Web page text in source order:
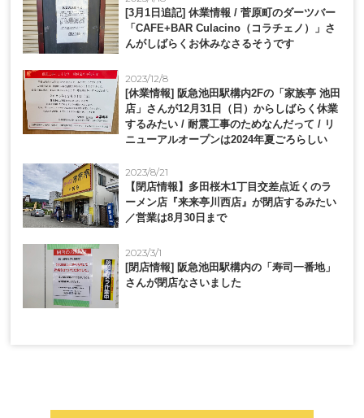
[3月1日追記] 休業情報 / 菅原町のダーツバー
「CAFE+BAR Culacino（コラチェノ）」さ
んがしばらくお休みなさるそうです
2023/12/8
[休業情報] 阪急池田駅構内2Fの「家族亭 池田
店」さんが12月31日（日）からしばらく休業
するみたい / 耐震工事のためなんだって / リ
ニューアルオープンは2024年夏ごろらしい
2023/8/21
【閉店情報】多田桜木1丁目交差点近くのラ
ーメン店『来来亭川西店』が閉店するみたい
／営業は8月30日まで
2023/3/1
[閉店情報] 阪急池田駅構内の「寿司一番地」
さんが閉店なさいました